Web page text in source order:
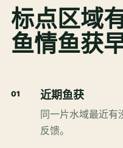
标点区域
鱼情鱼获
01 近期鱼获
同一片水域最近有
反馈。